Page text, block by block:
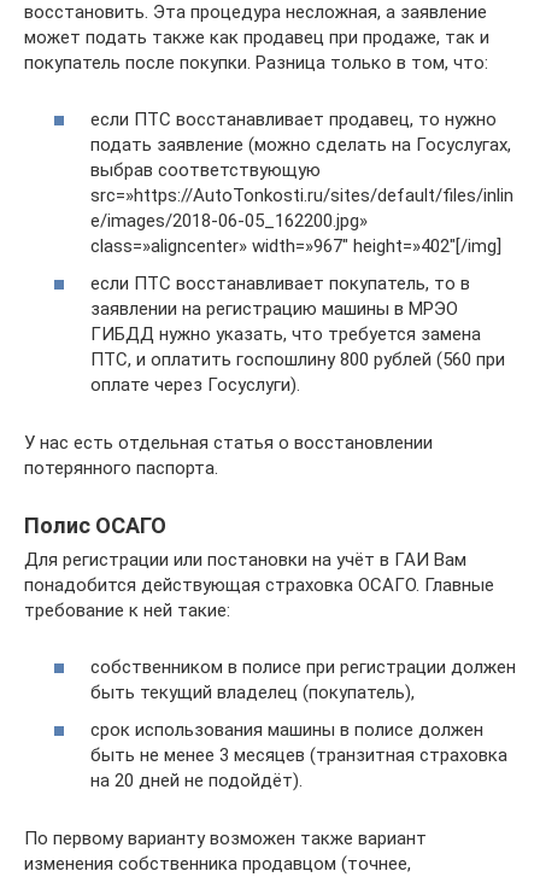
восстановить. Эта процедура несложная, а заявление
может подать также как продавец при продаже, так и
покупатель после покупки. Разница только в том, что:
если ПТС восстанавливает продавец, то нужно
подать заявление (можно сделать на Госуслугах,
выбрав соответствующую
src=»https://AutoTonkosti.ru/sites/default/files/inlin
e/images/2018-06-05_162200.jpg»
class=»aligncenter» width=»967″ height=»402″[/img]
если ПТС восстанавливает покупатель, то в
заявлении на регистрацию машины в МРЭО
ГИБДД нужно указать, что требуется замена
ПТС, и оплатить госпошлину 800 рублей (560 при
оплате через Госуслуги).
У нас есть отдельная статья о восстановлении
потерянного паспорта.
Полис ОСАГО
Для регистрации или постановки на учёт в ГАИ Вам
понадобится действующая страховка ОСАГО. Главные
требование к ней такие:
собственником в полисе при регистрации должен
быть текущий владелец (покупатель),
срок использования машины в полисе должен
быть не менее 3 месяцев (транзитная страховка
на 20 дней не подойдёт).
По первому варианту возможен также вариант
изменения собственника продавцом (точнее,